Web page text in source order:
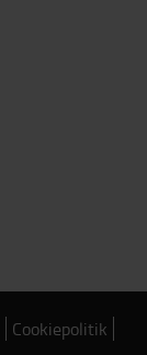
Cookiepolitik